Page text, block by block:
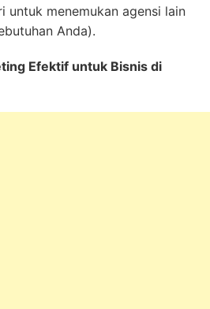
untuk menemukan agensi lain
Anda).
Efektif untuk Bisnis di